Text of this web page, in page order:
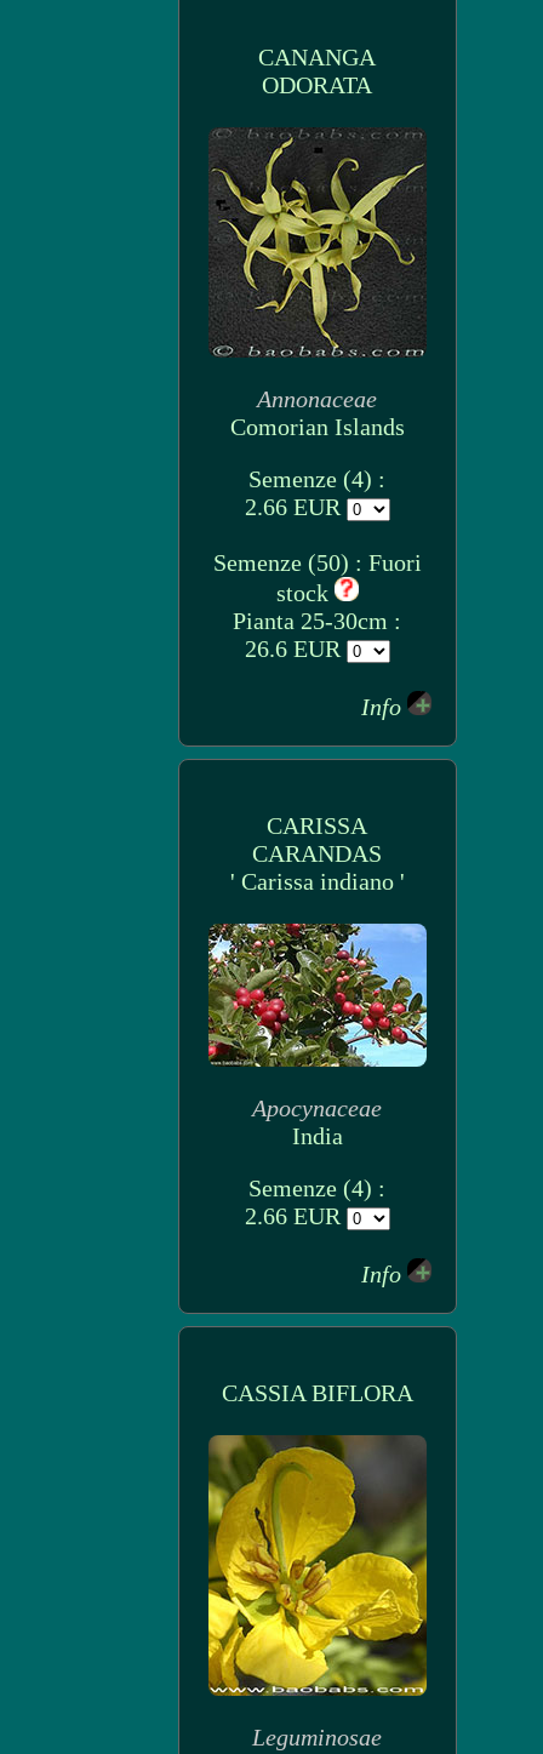
CANANGA
ODORATA
Annonaceae
Comorian Islands
Semenze (4) :
2.66 EUR
Semenze (50) : Fuori
stock
Pianta 25-30cm :
26.6 EUR
Info
CARISSA
CARANDAS
' Carissa indiano '
Apocynaceae
India
Semenze (4) :
2.66 EUR
Info
CASSIA BIFLORA
Leguminosae